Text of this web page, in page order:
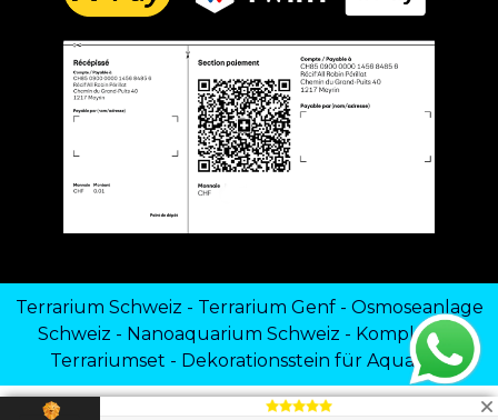
Terrarium Schweiz - Terrarium Genf- Osmoseanlage
Schweiz - Nanoaquarium Schweiz - Komplettes
Terrariumset - Dekorationsstein für Aquarien